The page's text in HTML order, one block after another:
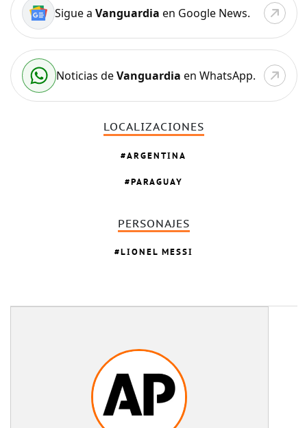
Sigue a Vanguardia en Google News.
Noticias deVanguardia en WhatsApp.
LOCALIZACIONES
ARGENTINA
PARAGUAY
PERSONAJES
LIONEL MESSI